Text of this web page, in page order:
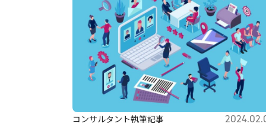
コンサルタント執筆記事